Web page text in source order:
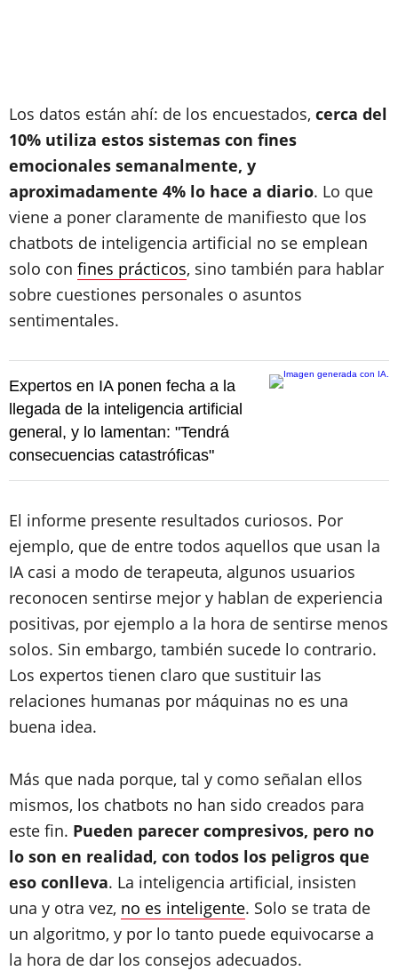
Los datos están ahí: de los encuestados, cerca del
10% utiliza estos sistemas con fines
emocionales semanalmente, y
aproximadamente 4% lo hace a diario. Lo que
viene a poner claramente de manifiesto que los
chatbots de inteligencia artificial no se emplean
solo con fines prácticos, sino también para hablar
sobre cuestiones personales o asuntos
sentimentales.
Expertos en IA ponen fecha a la
llegada de la inteligencia artificial
general, y lo lamentan: "Tendrá
consecuencias catastróficas"
El informe presente resultados curiosos. Por
ejemplo, que de entre todos aquellos que usan la
IA casi a modo de terapeuta, algunos usuarios
reconocen sentirse mejor y hablan de experiencia
positivas, por ejemplo a la hora de sentirse menos
solos. Sin embargo, también sucede lo contrario.
Los expertos tienen claro que sustituir las
relaciones humanas por máquinas no es una
buena idea.
Más que nada porque, tal y como señalan ellos
mismos, los chatbots no han sido creados para
este fin. Pueden parecer compresivos, pero no
lo son en realidad, con todos los peligros que
eso conlleva. La inteligencia artificial, insisten
una y otra vez, no es inteligente. Solo se trata de
un algoritmo, y por lo tanto puede equivocarse a
la hora de dar los consejos adecuados.